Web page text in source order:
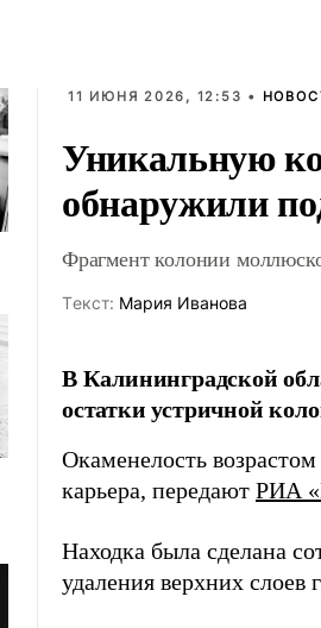
11 ИЮНЯ 2026, 12:53 •
Уникальную
обнаружили
Фрагмент колонии
Tекст: Мария Иванова
В Калининградской
остатки устричной
Окаменелость
карьера, передают РИА
Находка была сделана
удаления верхних слоев